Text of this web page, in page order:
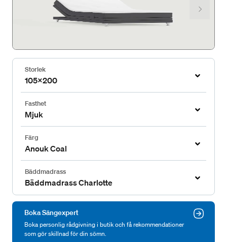
Storlek
105x200
Fasthet
Mjuk
Färg
Anouk Coal
Bäddmadrass
Bäddmadrass Charlotte
Boka Sängexpert
Boka personlig rådgivning i butik och få rekommendationer
som gör skillnad för din sömn.